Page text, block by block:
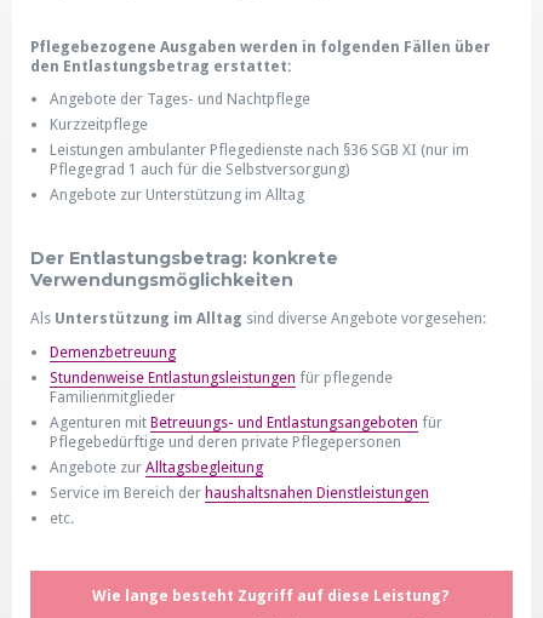
Pflegebezogene Ausgaben werden in folgenden Fällen über
den Entlastungsbetrag erstattet:
Angebote der Tages- und Nachtpflege
Kurzzeitpflege
Leistungen ambulanter Pflegedienste nach §36 SGB XI (nur im
Pflegegrad 1 auch für die Selbstversorgung)
Angebote zur Unterstützung im Alltag
Der Entlastungsbetrag: konkrete
Verwendungsmöglichkeiten
Als Unterstützung im Alltag sind diverse Angebote vorgesehen:
Demenzbetreuung
Stundenweise Entlastungsleistungen für pflegende
Familienmitglieder
Agenturen mit Betreuungs- und Entlastungsangeboten für
Pflegebedürftige und deren private Pflegepersonen
Angebote zur Alltagsbegleitung
Service im Bereich der haushaltsnahen Dienstleistungen
etc.
Wie lange besteht Zugriff auf diese Leistung?